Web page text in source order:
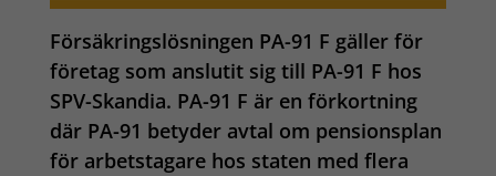
Försäkringslösningen PA-91 F gäller för
företag som anslutit sig till PA-91 F hos
SPV-Skandia. PA-91 F är en förkortning
där PA-91 betyder avtal om pensionsplan
för arbetstagare hos staten med flera